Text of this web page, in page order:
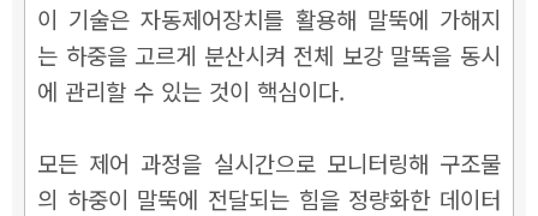
이 기술은 자동제어장치를 활용해 말뚝에 가해지
는 하중을 고르게 분산시켜 전체 보강 말뚝을 동시
에 관리할 수 있는 것이 핵심이다.
모든 제어 과정을 실시간으로 모니터링해 구조물
의 하중이 말뚝에 전달되는 힘을 정량화한 데이터